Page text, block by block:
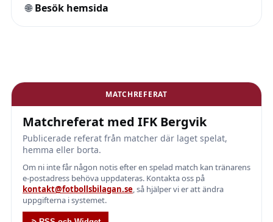
🌐 Besök hemsida
MATCHREFERAT
Matchreferat med IFK Bergvik
Publicerade referat från matcher där laget spelat,
hemma eller borta.
Om ni inte får någon notis efter en spelad match kan tränarens
e-postadress behöva uppdateras. Kontakta oss på
kontakt@fotbollsbilagan.se, så hjälper vi er att ändra
uppgifterna i systemet.